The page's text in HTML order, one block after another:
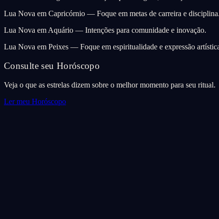
Lua Nova em Capricórnio — Foque em metas de carreira e
Lua Nova em Aquário — Intenções para comunidade e inovação.
Lua Nova em Peixes — Foque em espiritualidade e expressão
Consulte seu Horóscopo
Veja o que as estrelas dizem sobre o melhor momento para seu ritual.
Ler meu Horóscopo